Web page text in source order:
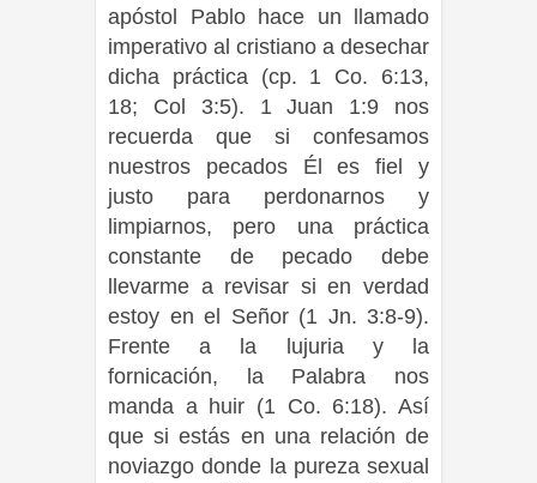
apóstol Pablo hace un llamado
imperativo al cristiano a desechar
dicha práctica (cp. 1 Co. 6:13,
18; Col 3:5). 1 Juan 1:9 nos
recuerda que si confesamos
nuestros pecados Él es fiel y
justo para perdonarnos y
limpiarnos, pero una práctica
constante de pecado debe
llevarme a revisar si en verdad
estoy en el Señor (1 Jn. 3:8-9).
Frente a la lujuria y la
fornicación, la Palabra nos
manda a huir (1 Co. 6:18). Así
que si estás en una relación de
noviazgo donde la pureza sexual